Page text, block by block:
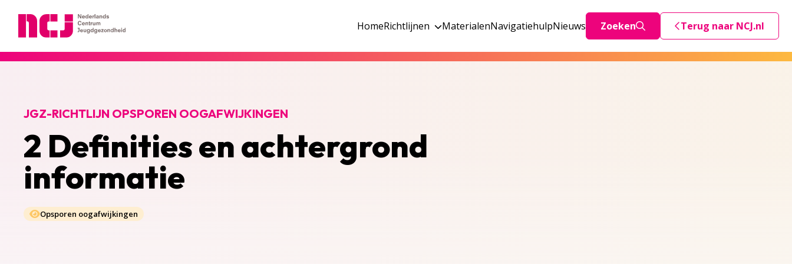
HomeRichtlijnen MaterialenNavigatiehulpNieuws Zoeken Terug naar NCJ.nl
Deze link stuurt je terug
2 Definities en achtergrond
informatie
JGZ-RICHTLIJN OPSPOREN OOGAFWIJKINGEN
Opsporen oogafwijkingen